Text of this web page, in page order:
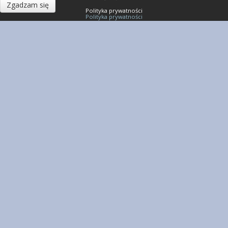
Polityka prywatności
Zgadzam się
Polityka prywatności